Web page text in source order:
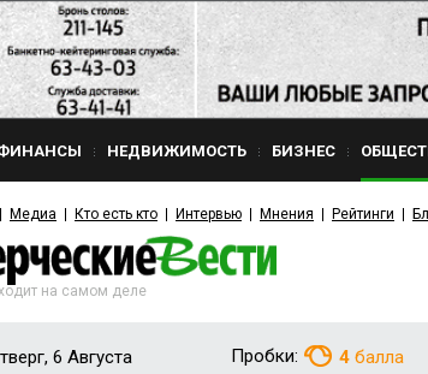
НЕДВИЖИМОСТЬ БИЗНЕС
Медиа Кто есть кто Интервью Мнения Рейтинги
на самом деле
6 Августа Пробки: 4 балла